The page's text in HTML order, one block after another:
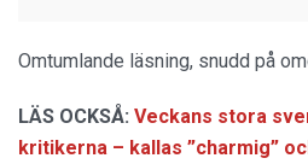
Omtumlande läsning, snudd på
LÄS OCKSÅ: Veckans stora
kritikerna – kallas ”charmig”